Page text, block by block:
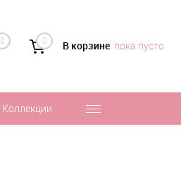
0 0 В корзине пока пусто
Коллекции